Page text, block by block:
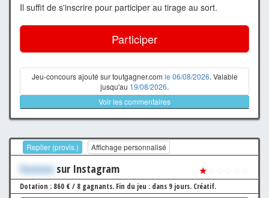
Il suffit de s'inscrire pour participer au tirage au sort.
Participer
Jeu-concours ajouté sur toutgagner.com le 06/08/2026. Valable
jusqu'au 19/08/2026.
Voir les commentaires
Replier (provis.) Affichage personnalisé
Xxxxxxx sur Instagram ★
Dotation : 860 € / 8 gagnants. Fin du jeu : dans 9 jours. Créatif.